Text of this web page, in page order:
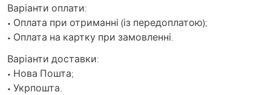
Варіанти оплати:
• Оплата при отриманні (із передоплатою);
• Оплата на картку при замовленні.
Варіанти доставки:
• Нова Пошта;
• Укрпошта.